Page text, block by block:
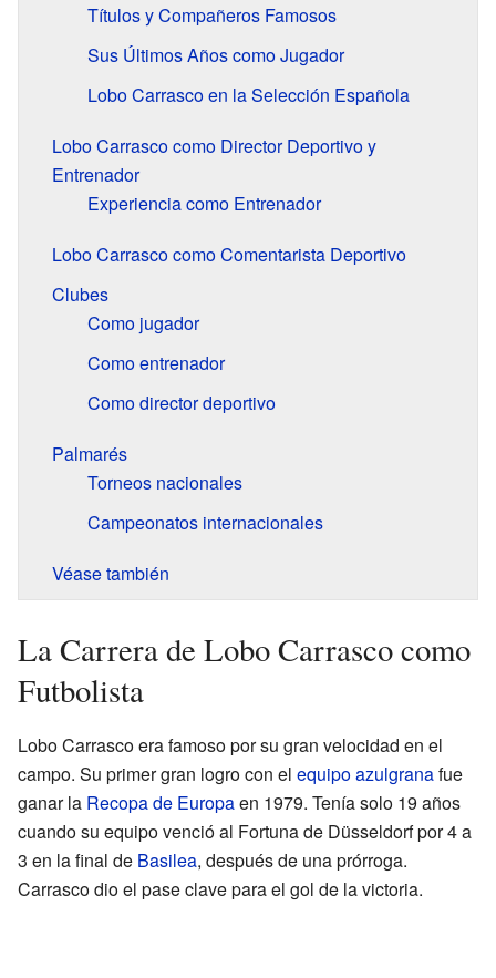
Títulos y Compañeros Famosos
Sus Últimos Años como Jugador
Lobo Carrasco en la Selección Española
Lobo Carrasco como Director Deportivo y
Entrenador
Experiencia como Entrenador
Lobo Carrasco como Comentarista Deportivo
Clubes
Como jugador
Como entrenador
Como director deportivo
Palmarés
Torneos nacionales
Campeonatos internacionales
Véase también
La Carrera de Lobo Carrasco como
Futbolista
Lobo Carrasco era famoso por su gran velocidad en el
campo. Su primer gran logro con el equipo azulgranafue
ganar la Recopa de Europaen 1979. Tenía solo 19 años
cuando su equipo venció al Fortuna de Düsseldorf por 4 a
3 en la final de Basilea, después de una prórroga.
Carrasco dio el pase clave para el gol de la victoria.